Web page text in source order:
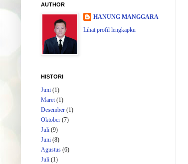
AUTHOR
HANUNG MANGGARA
Lihat profil lengkapku
HISTORI
Juni (1)
Maret(1)
Desember (1)
Oktober (7)
Juli (9)
Juni (8)
Agustus (6)
Juli (1)